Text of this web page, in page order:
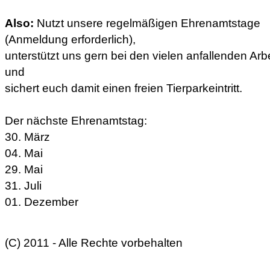
Also: Nutzt unsere regelmäßigen Ehrenamtstage
(Anmeldung erforderlich),
unterstützt uns gern bei den vielen anfallenden
und
sichert euch damit einen freien Tierparkeintritt.
Der nächste Ehrenamtstag:
30. März
04. Mai
29. Mai
31. Juli
01. Dezember
(C) 2011 - Alle Rechte vorbehalten